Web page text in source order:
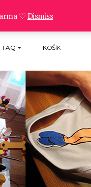
FAQ KOŠÍK
♡Dismiss